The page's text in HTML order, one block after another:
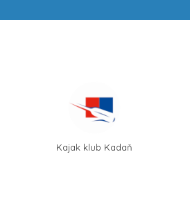
Kajak klub Kadaň